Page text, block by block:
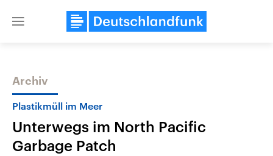
Close
Themen
Archiv
Plastikmüll im Meer
Unterwegs im North Pacific
Garbage Patch